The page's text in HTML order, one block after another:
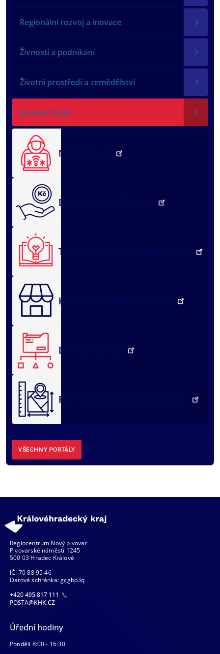
Regionální rozvoj a inovace
Živnosti a podnikání
Životní prostředí a zemědělství
Krizové řízení
NežKlikneš
Dotační portál kraje
Týden vzdělávání dospělých
Královéhradecké tržiště
Datový portál
Portál územního plánování
VŠECHNY PORTÁLY
Regiocentrum Nový pivovar
Pivovarské náměstí 1245
500 03 Hradec Králové
IČ: 70 88 95 46
Datová schránka: gcgbp3q
+420 495 817 111
POSTA@KHK.CZ
Úřední hodiny
Pondělí 8:00 - 16:30